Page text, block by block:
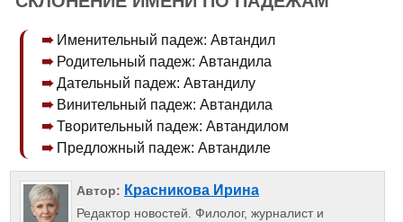
Именительный падеж: Автандил
Родительный падеж: Автандила
Дательный падеж: Автандилу
Винительный падеж: Автандила
Творительный падеж: Автандилом
Предложный падеж: Автандиле
Автор: Красникова Ирина
Редактор новостей. Филолог, журналист и